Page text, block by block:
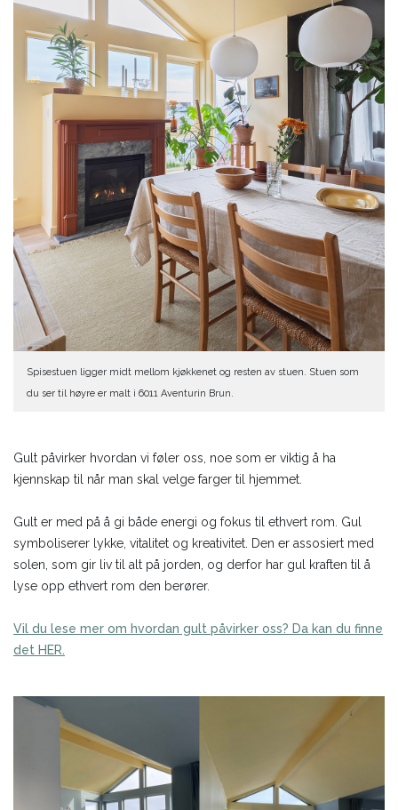
Spisestuen ligger midt mellom kjøkkenet og resten av stuen. Stuen som
du ser til høyre er malt i 6011 Aventurin Brun.
Gult påvirker hvordan vi føler oss, noe som er viktig å ha
kjennskap til når man skal velge farger til hjemmet.
Gult er med på å gi både energi og fokus til ethvert rom. Gul
symboliserer lykke, vitalitet og kreativitet. Den er assosiert med
solen, som gir liv til alt på jorden, og derfor har gul kraften til å
lyse opp ethvert rom den berører.
Vil du lese mer om hvordan gult påvirker oss? Da kan du finne
det HER.